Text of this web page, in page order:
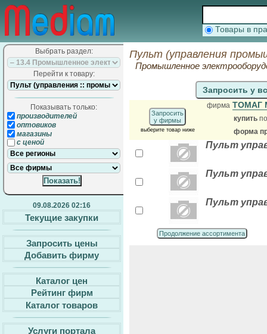
Товары в
Выбрать раздел:
Перейти к товару:
Показывать только:
производителей
оптовиков
магазины
с ценой
09.08.2026 02:16
Текущие закупки
Запросить цены
Добавить фирму
Каталог цен
Рейтинг фирм
Каталог товаров
Услуги портала
Пульт (управления
Промышленное
Запросить у
Запросить
у фирмы
выберите товар ниже
фирма ТОМАГ
купить
форма
Пульт
Пульт
Пульт
Продолжение ассортимента